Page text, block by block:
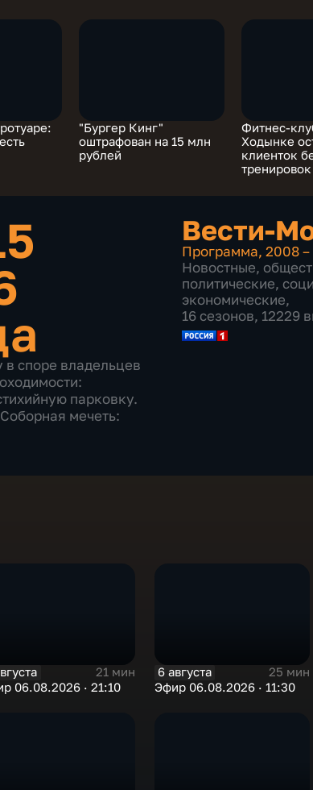
"Бургер Кинг"
оштрафован на 15 млн
рублей
Фитнес-
Ходынке
клиенток
в споре владельцев
парковку.
мечеть:
Вести-
Программа, 2008
Новостные,
политические,
экономические,
16 сезонов, 12229
21 мин
06.08.2026 · 21:10
6 августа
25 мин
Эфир 06.08.2026 · 11:30